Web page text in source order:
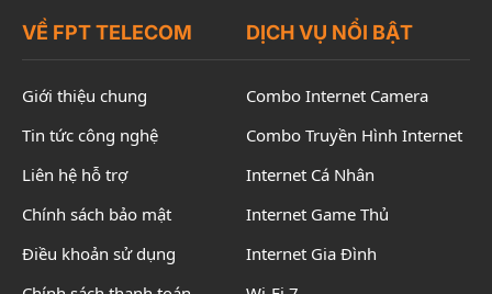
VỀ FPT TELECOM
Giới thiệu chung
Tin tức công nghệ
Liên hệ hỗ trợ
Chính sách bảo mật
Điều khoản sử dụng
DỊCH VỤ NỔI BẬT
Combo Internet Camera
Combo Truyền Hình Internet
Internet Cá Nhân
Internet Game Thủ
Internet Gia Đình